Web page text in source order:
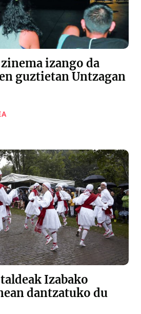
izango da
guztietan Untzagan
Izabako
dantzatuko du